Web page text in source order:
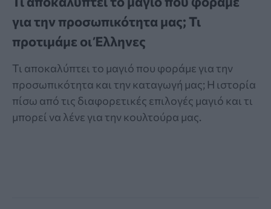
για την προσωπικότητα μας; Τι
προτιμάμε οι Έλληνες
Τι αποκαλύπτει το μαγιό που φοράμε για την
προσωπικότητα και την καταγωγή μας; Η ιστορία
πίσω από τις διαφορετικές επιλογές μαγιό και τι
μπορεί να λένε για την κουλτούρα μας.